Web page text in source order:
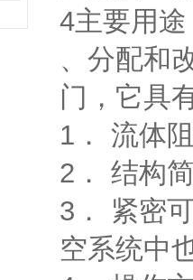
4主要用途
、分配和
门，它具
1． 流体
2． 结构
3． 紧密
空系统中